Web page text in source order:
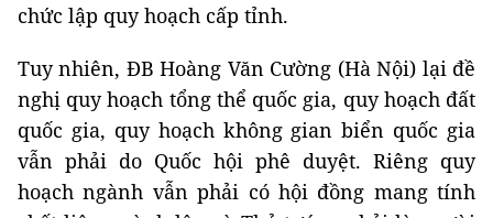
chức lập quy hoạch cấp tỉnh.
Tuy nhiên, ĐB Hoàng Văn Cường (Hà Nội) lại đề
nghị quy hoạch tổng thể quốc gia, quy hoạch đất
quốc gia, quy hoạch không gian biển quốc gia
vẫn phải do Quốc hội phê duyệt. Riêng quy
hoạch ngành vẫn phải có hội đồng mang tính